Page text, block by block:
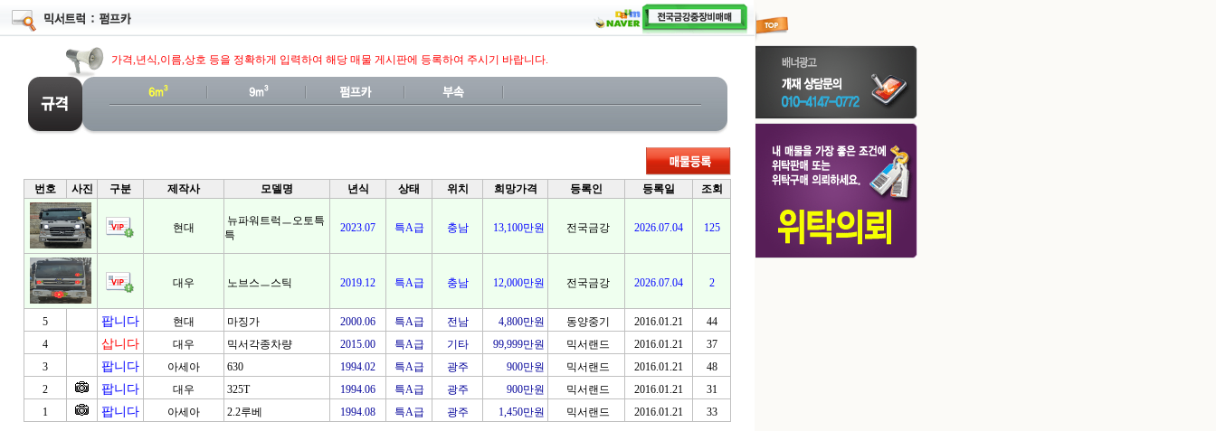
가격,년식,이름,상호 등을 정확하게 입력하여 해당 매물 게시판에 등록하여 주시기 바랍니다.
번호 사진 구분 제작사 모델명 년식 상태 위치 희망가격 등록인 등록일 조회
현대
뉴파워트럭ㅡ오토특
특
2023.07 특A급 충남 13,100만원 전국금강 2026.07.04 125
대우 노브스ㅡ스틱 2019.12 특A급 충남 12,000만원 전국금강 2026.07.04 2
5 팝니다 현대 마징가 2000.06 특A급 전남 4,800만원 동양중기 2016.01.21
44
4
삽니다 대우 믹서각종차량 2015.00 특A급 기타 99,999만원 믹서랜드 2016.01.21
37
3
팝니다 아세아 630 1994.02 특A급 광주 900만원 믹서랜드 2016.01.21
48
2
팝니다 대우 325T 1994.06 특A급 광주 900만원 믹서랜드 2016.01.21
31
1
팝니다 아세아 2.2루베 1994.08 특A급 광주 1,450만원 믹서랜드 2016.01.21 33